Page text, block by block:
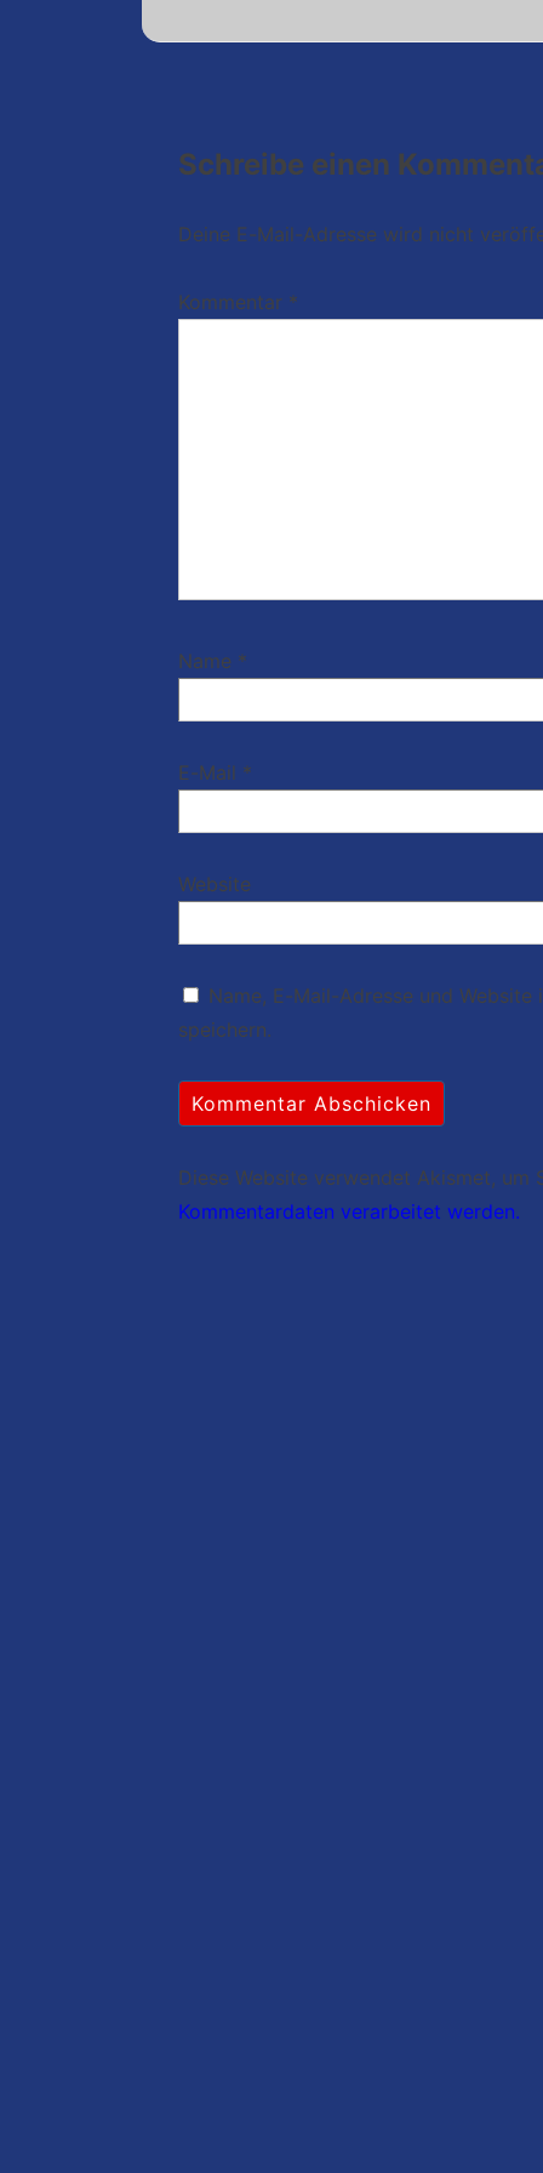
Schreibe einen
Deine E-Mail-Adresse wird nicht
Kommentar *
Name *
E-Mail *
Website
Name, E-Mail-Adresse und
speichern.
Diese Website verwendet Akismet, um
Kommentardaten verarbeitet werden.